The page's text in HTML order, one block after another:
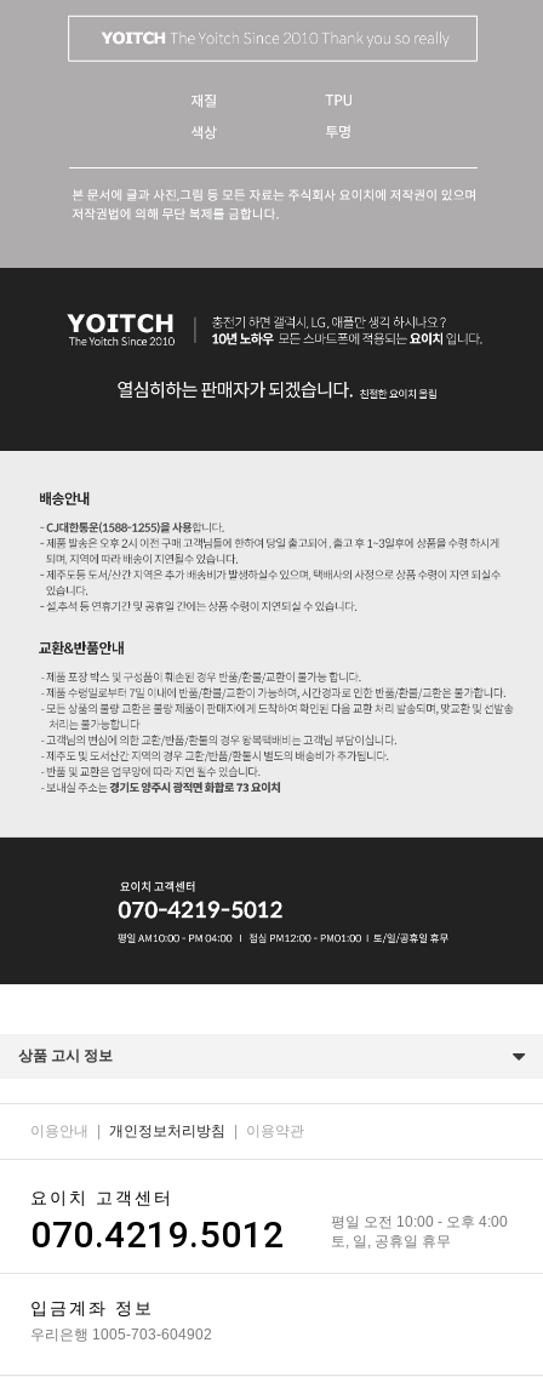
상품 고시 정보
이용안내 개인정보처리방침 이용약관
요이치 고객센터
070.4219.5012
평일 오전 10:00 - 오후 4:00
토, 일, 공휴일 휴무
입금계좌 정보
우리은행 1005-703-604902